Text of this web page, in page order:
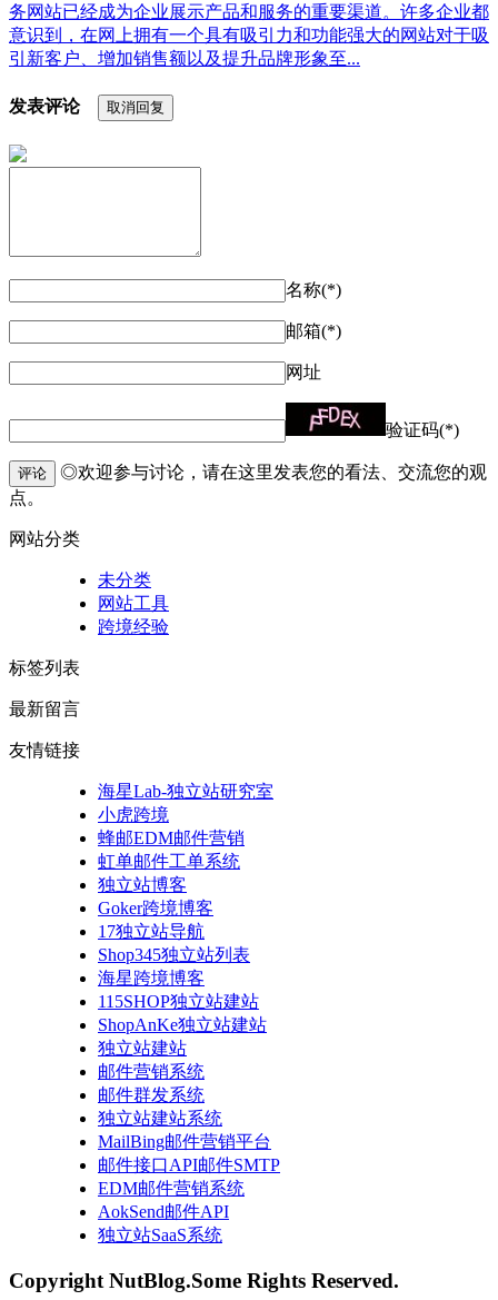
务网站已经成为企业展示产品和服务的重要渠道。许多企业都
意识到，在网上拥有一个具有吸引力和功能强大的网站对于吸
引新客户、增加销售额以及提升品牌形象至...
发表评论 取消回复
名称(*)
邮箱(*)
网址
验证码(*)
评论
◎欢迎参与讨论，请在这里发表您的看法、交流您的观
点。
网站分类
未分类
网站工具
跨境经验
标签列表
最新留言
友情链接
海星Lab-独立站研究室
小虎跨境
蜂邮EDM邮件营销
虹单邮件工单系统
独立站博客
Goker跨境博客
17独立站导航
Shop345独立站列表
海星跨境博客
115SHOP独立站建站
ShopAnKe独立站建站
独立站建站
邮件营销系统
邮件群发系统
独立站建站系统
MailBing邮件营销平台
邮件接口API邮件SMTP
EDM邮件营销系统
AokSend邮件API
独立站SaaS系统
Copyright NutBlog.Some Rights Reserved.